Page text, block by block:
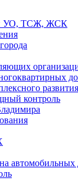
УО, ТСЖ, ЖСК
развития
контроль
автомобильных